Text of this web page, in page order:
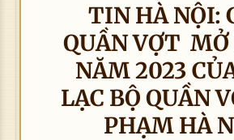
TIN HÀ NỘI:
QUẦN VỢT MỞ
NĂM 2023
LẠC BỘ QUẦN
PHẠM HÀ